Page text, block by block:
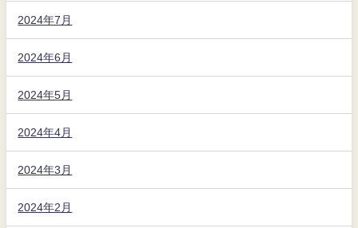
2024年7月
2024年6月
2024年5月
2024年4月
2024年3月
2024年2月